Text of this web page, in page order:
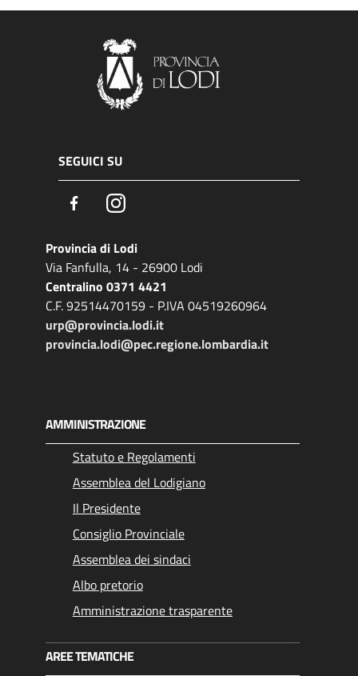
SEGUICI SU
FacebookInstagram
Provincia di Lodi
Via Fanfulla, 14 - 26900 Lodi
Centralino 0371 4421
C.F. 92514470159 - P.IVA 04519260964
urp@provincia.lodi.it
provincia.lodi@pec.regione.lombardia.it
AMMINISTRAZIONE
Statuto e Regolamenti
Assemblea del Lodigiano
Il Presidente
Consiglio Provinciale
Assemblea dei sindaci
Albo pretorio
Amministrazione trasparente
AREE TEMATICHE